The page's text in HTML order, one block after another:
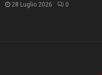
28 Luglio 2026
0